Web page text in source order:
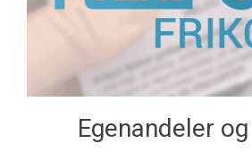
Vikarer
Egenandeler